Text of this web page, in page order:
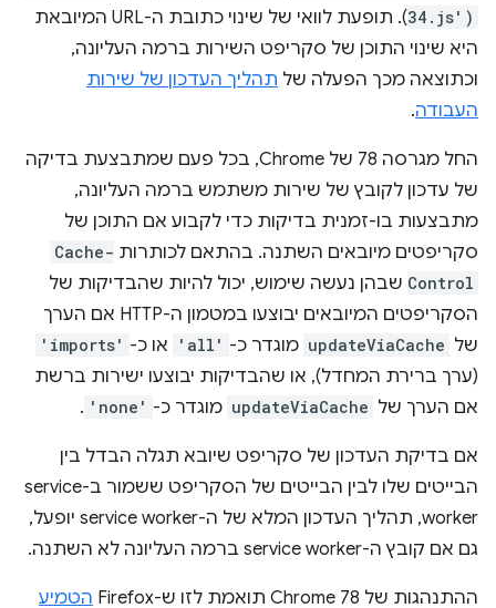
34.js')
). תופעת לוואי של שינוי כתובת ה-URL המיובאת
היא שינוי התוכן של סקריפט השירות ברמה העליונה,
וכתוצאה מכך הפעלה של תהליך העדכון של שירות
העבודה.
החל מגרסה 78 של Chrome, בכל פעם שמתבצעת בדיקה
של עדכון לקובץ של שירות משתמש ברמה העליונה,
מתבצעות בו-זמנית בדיקות כדי לקבוע אם התוכן של
סקריפטים מיובאים השתנה. בהתאם לכותרות Cache-
Control שבהן נעשה שימוש, יכול להיות שהבדיקות של
הסקריפטים המיובאים יבוצעו במטמון ה-HTTP אם הערך
של updateViaCache מוגדר כ- 'all' או כ- 'imports'
(ערך ברירת המחדל), או שהבדיקות יבוצעו ישירות ברשת
אם הערך של updateViaCache מוגדר כ- 'none'
.
אם בדיקת העדכון של סקריפט שיובא תגלה הבדל בין
הבייטים שלו לבין הבייטים של הסקריפט ששמור ב-service
worker, תהליך העדכון המלא של ה-service worker יופעל,
גם אם קובץ ה-service worker ברמה העליונה לא השתנה.
ההתנהגות של Chrome 78 תואמת לזו ש-Firefox
הטמיע